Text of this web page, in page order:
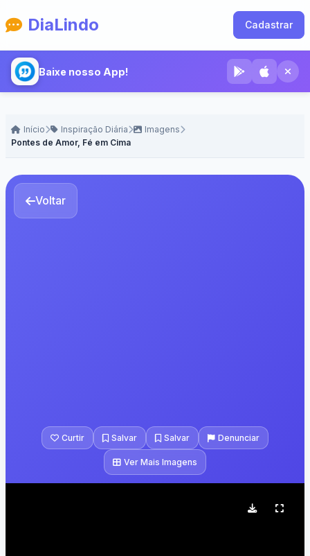
DiaLindo Cadastrar
Baixe nosso App!
Início Inspiração Diária
Imagens
Pontes de Amor, Fé em Cima
Voltar
Curtir Salvar Salvar Denunciar
Ver Mais Imagens